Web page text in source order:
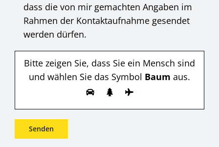
dass die von mir gemachten Angaben im
Rahmen der Kontaktaufnahme gesendet
werden dürfen.
Bitte zeigen Sie, dass Sie ein Mensch sind
und wählen Sie das Symbol Baum aus.